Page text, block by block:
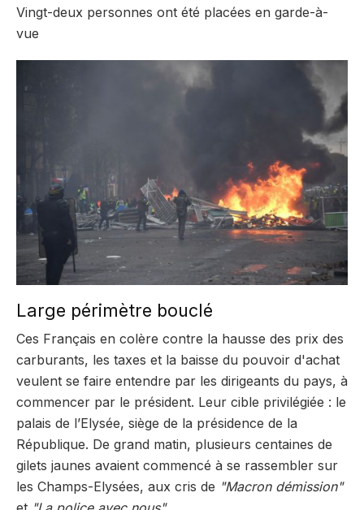
Vingt-deux personnes ont été placées en garde-à-
vue
Large périmètre bouclé
Ces Français en colère contre la hausse des prix des
carburants, les taxes et la baisse du pouvoir d'achat
veulent se faire entendre par les dirigeants du pays, à
commencer par le président. Leur cible privilégiée : le
palais de l’Elysée, siège de la présidence de la
République. De grand matin, plusieurs centaines de
gilets jaunes avaient commencé à se rassembler sur
les Champs-Elysées, aux cris de "Macron démission"